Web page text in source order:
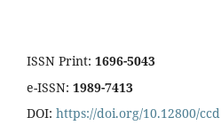
ISSN Print: 1696-5043
e-ISSN: 1989-7413
DOI: https://doi.org/10.12800/ccd